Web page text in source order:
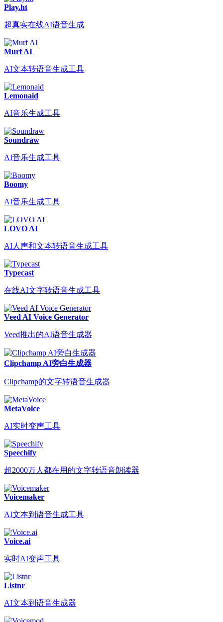
Play.ht
超真实在线AI语音生成
Murf AI
AI文本转语音生成工具
Lemonaid
AI音乐生成工具
Soundraw
AI音乐生成工具
Boomy
AI音乐生成工具
LOVO AI
AI人声和文本转语音生成工具
Typecast
在线AI文字转语音生成工具
Veed AI Voice Generator
Veed推出的AI语音生成器
Clipchamp AI旁白生成器
Clipchamp的文字转语音生成器
MetaVoice
AI实时变声工具
Speechify
超2000万人都在用的文字转语音朗读器
Voicemaker
AI文本到语音生成工具
Voice.ai
实时AI变声工具
Listnr
AI文本到语音生成器